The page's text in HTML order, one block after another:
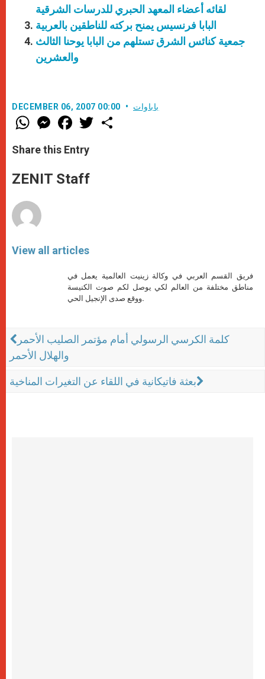
لقائه أعضاء المعهد الحبري للدرسات الشرقية
البابا فرنسيس يمنح بركته للناطقين بالعربية
جمعية كنائس الشرق تستلهم من البابا يوحنا الثالث
والعشرين
DECEMBER 06, 2007 00:00 باباوات
W
h
t
s
p
p
M
e
s
e
g
e
F
a
e
b
o
k
w
Share this Entry
ZENIT Staff
View all articles
فريق القسم العربي في وكالة زينيت العالمية يعمل في
مناطق مختلفة من العالم لكي يوصل لكم صوت الكنيسة
ووقع صدى الإنجيل الحي.
كلمة الكرسي الرسولي أمام مؤتمر الصليب الأحمر
والهلال الأحمر
بعثة فاتيكانية في اللقاء عن التغيرات المناخية